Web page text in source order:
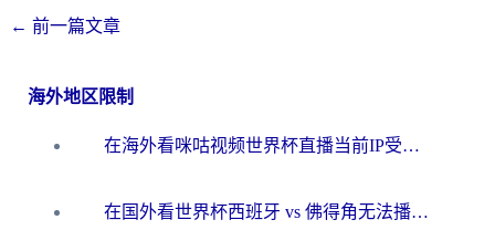
← 前一篇文章
海外地区限制
在海外看咪咕视频世界杯直播当前IP受限制？这篇指南帮你搞定所有体育赛事观看难题
在国外看世界杯西班牙 vs 佛得角无法播放？这篇指南帮你解锁所有中文体育直播